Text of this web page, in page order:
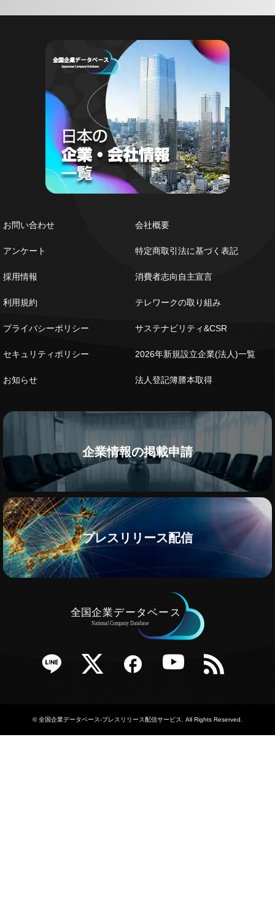
お問い合わせ
アンケート
採用情報
利用規約
プライバシーポリシー
セキュリティポリシー
お知らせ
会社概要
特定商取引法に基づく表記
消費者志向自主宣言
テレワークの取り組み
サステナビリティ&CSR
2026年新規設立企業(法人)一覧
法人登記簿謄本取得
企業情報の掲載申請
プレスリリース配信
Twitter Facebook YouTube RSS
©全国企業データベース-プレスリリース配信サービス . All Rights Reserved.